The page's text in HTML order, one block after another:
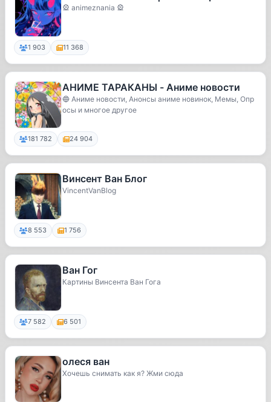
🎡 animeznania 🎡
1 903 11 368
АНИМЕ ТАРАКАНЫ - Аниме новости
🔵 Аниме новости, Анонсы аниме новинок, Мемы, Опр
осы и многое другое
181 782 24 904
Винсент Ван Блог
VincentVanBlog
8 553 1 756
Ван Гог
Картины Винсента Ван Гога
7 582 6 501
олеся ван
Хочешь снимать как я? Жми сюда